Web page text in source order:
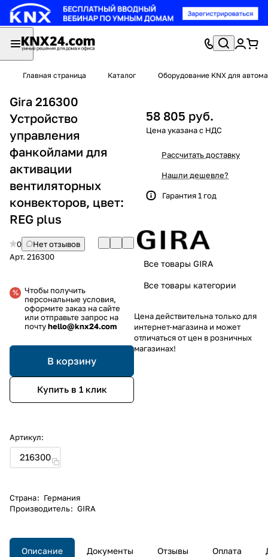
Главная страница Каталог Оборудование KNX для
Gira 216300
Устройство
управления
фанкойлами для
активации
вентиляторных
конвекторов, цвет:
REG plus
0
Нет отзывов
Арт. 216300
Чтобы получить
персональные условия,
оформите заказ на сайте
или отправьте запрос на
почтуhello@knx24.com
В корзину
Купить в 1 клик
Артикул:
216300
Страна: Германия
Производитель: GIRA
58 805 руб.
Рассчитать доставку
Нашли дешевле?
Гарантия 1 год
Все товары GIRA
Все товары категории
Цена действительна только для
интернет-магазина и может
отличаться от цен в розничных
магазинах!
Описание Документы Отзывы Оплата